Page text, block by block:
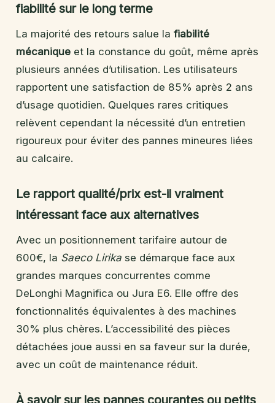
fiabilité sur le long terme
La majorité des retours salue la fiabilité
mécanique et la constance du goût, même après
plusieurs années d’utilisation. Les utilisateurs
rapportent une satisfaction de 85% après 2 ans
d’usage quotidien. Quelques rares critiques
relèvent cependant la nécessité d’un entretien
rigoureux pour éviter des pannes mineures liées
au calcaire.
Le rapport qualité/prix est-il vraiment
intéressant face aux alternatives
Avec un positionnement tarifaire autour de
600€, la Saeco Lirika se démarque face aux
grandes marques concurrentes comme
DeLonghi Magnifica ou Jura E6. Elle offre des
fonctionnalités équivalentes à des machines
30% plus chères. L’accessibilité des pièces
détachées joue aussi en sa faveur sur la durée,
avec un coût de maintenance réduit.
À savoir sur les pannes courantes ou petits